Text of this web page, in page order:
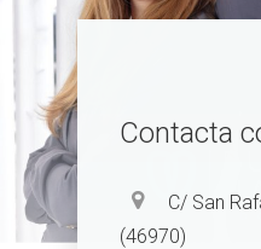
Contacta
C/ San
(46970)